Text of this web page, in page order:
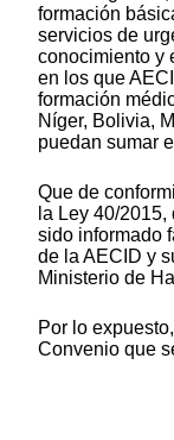
formación
servicios de
conocimiento y
en los que
formación
Níger, Bolivia,
puedan sumar
Que de
la Ley 40/
sido informado
de la AECID y
Ministerio de
Por lo
Convenio que